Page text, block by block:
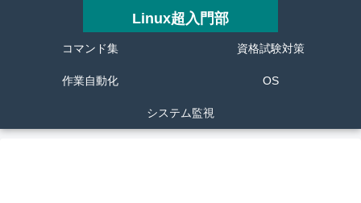
Linux超入門部
コマンド集 資格試験対策
作業自動化 OS
システム監視